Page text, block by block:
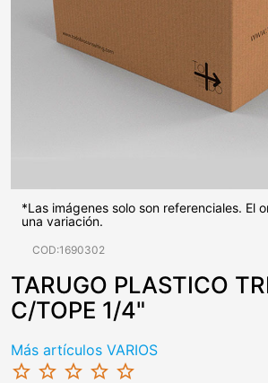
*Las imágenes solo son referenciales. El
una variación.
COD:1690302
TARUGO PLASTICO
C/TOPE 1/4"
Más artículos VARIOS
star_border star_border star_border star_border star_border